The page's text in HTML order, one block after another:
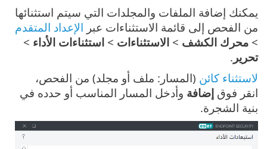
يمكنك إضافة الملفات والمجلدات التي سيتم استثنائها
من الفحص إلى قائمة الاستثناءات عبر الإعداد المتقدم
> محرك الكشف > الاستثناءات > استثناءات الأداء >
تحرير .
لاستثناء كائن (المسار: ملف أو مجلد) من الفحص،
انقر فوق إضافة وأدخل المسار المناسب أو حدده في
بنية الشجرة.